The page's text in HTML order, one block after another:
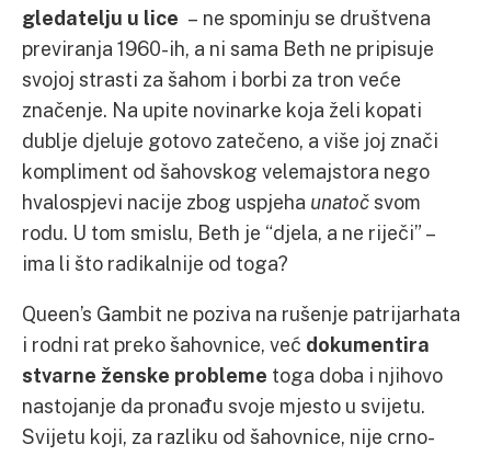
gledatelju u lice – ne spominju se društvena
previranja 1960-ih, a ni sama Beth ne pripisuje
svojoj strasti za šahom i borbi za tron veće
značenje. Na upite novinarke koja želi kopati
dublje djeluje gotovo zatečeno, a više joj znači
kompliment od šahovskog velemajstora nego
hvalospjevi nacije zbog uspjeha unatočsvom
rodu. U tom smislu, Beth je “djela, a ne riječi” –
ima li što radikalnije od toga?
Queen’s Gambit ne poziva na rušenje patrijarhata
i rodni rat preko šahovnice, već dokumentira
stvarne ženske probleme toga doba i njihovo
nastojanje da pronađu svoje mjesto u svijetu.
Svijetu koji, za razliku od šahovnice, nije crno-